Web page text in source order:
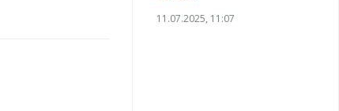
11.07.2025, 11:07